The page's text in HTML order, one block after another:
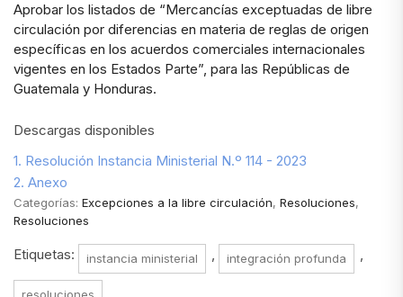
Aprobar los listados de “Mercancías exceptuadas de libre
circulación por diferencias en materia de reglas de origen
específicas en los acuerdos comerciales internacionales
vigentes en los Estados Parte”, para las Repúblicas de
Guatemala y Honduras.
Descargas disponibles
1. Resolución Instancia Ministerial N.º 114 - 2023
2. Anexo
Categorías: Excepciones a la libre circulación, Resoluciones,
Resoluciones
Etiquetas: instancia ministerial , integración profunda ,